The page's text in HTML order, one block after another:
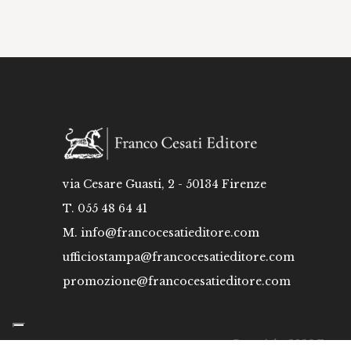
via Cesare Guasti, 2 - 50134 Firenze
T. 055 48 64 41
M. info@francocesatieditore.com
ufficiostampa@francocesatieditore.com
promozione@francocesatieditore.com
Copyright 2026